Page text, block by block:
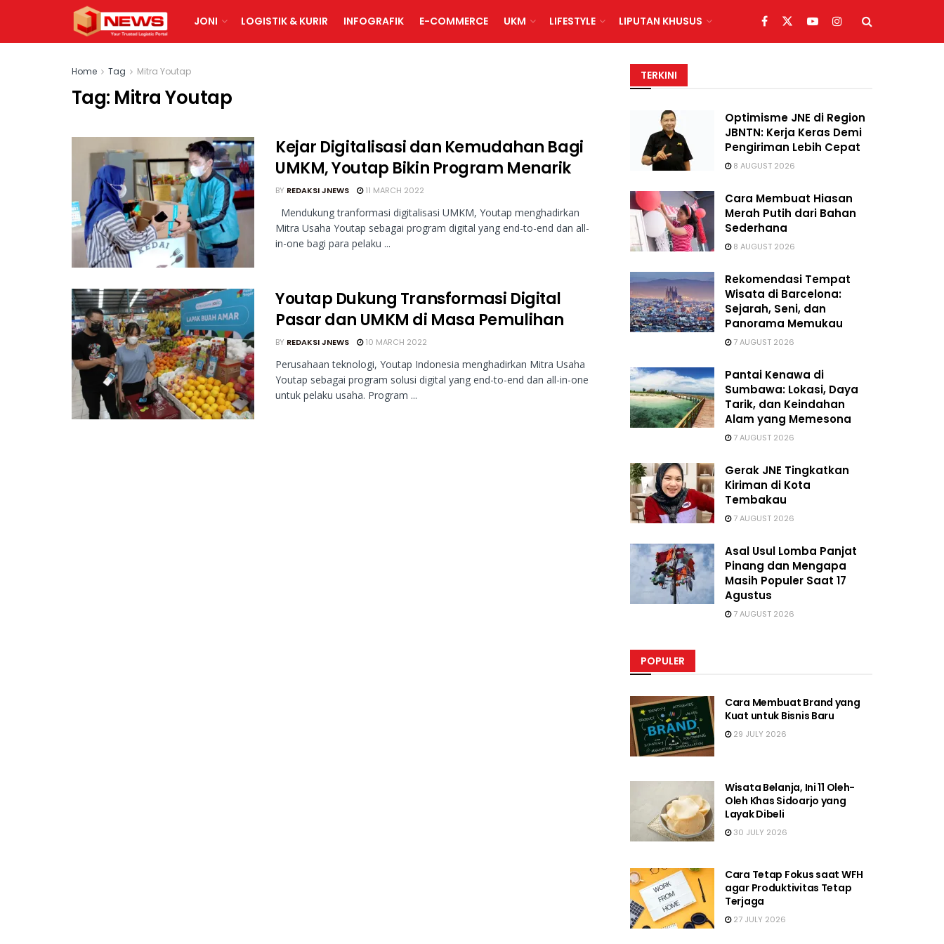
JONI LOGISTIK & KURIR INFOGRAFIK E-COMMERCE UKM LIFESTYLE LIPUTAN KHUSUS
Home Tag Mitra Youtap
Tag: Mitra Youtap
Kejar Digitalisasi dan Kemudahan Bagi
UMKM, Youtap Bikin Program Menarik
BY REDAKSI JNEWS 11 MARCH 2022
Mendukung tranformasi digitalisasi UMKM, Youtap menghadirkan
Mitra Usaha Youtap sebagai program digital yang end-to-end dan all-
in-one bagi para pelaku ...
Youtap Dukung Transformasi Digital
Pasar dan UMKM di Masa Pemulihan
BY REDAKSI JNEWS 10 MARCH 2022
Perusahaan teknologi, Youtap Indonesia menghadirkan Mitra Usaha
Youtap sebagai program solusi digital yang end-to-end dan all-in-one
untuk pelaku usaha. Program ...
TERKINI
Optimisme JNE di Region
JBNTN: Kerja Keras Demi
Pengiriman Lebih Cepat
8 AUGUST 2026
Cara Membuat Hiasan
Merah Putih dari Bahan
Sederhana
8 AUGUST 2026
Rekomendasi Tempat
Wisata di Barcelona:
Sejarah, Seni, dan
Panorama Memukau
7 AUGUST 2026
Pantai Kenawa di
Sumbawa: Lokasi, Daya
Tarik, dan Keindahan
Alam yang Memesona
7 AUGUST 2026
Gerak JNE Tingkatkan
Kiriman di Kota
Tembakau
7 AUGUST 2026
Asal Usul Lomba Panjat
Pinang dan Mengapa
Masih Populer Saat 17
Agustus
7 AUGUST 2026
POPULER
Cara Membuat Brand yang
Kuat untuk Bisnis Baru
29 JULY 2026
Wisata Belanja, Ini 11 Oleh-
Oleh Khas Sidoarjo yang
Layak Dibeli
30 JULY 2026
Cara Tetap Fokus saat WFH
agar Produktivitas Tetap
Terjaga
27 JULY 2026